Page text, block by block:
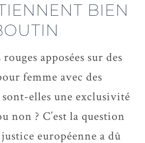
BIEN
apposées sur des
femme avec des
elles une exclusivité
non ? C’est la question
européenne a dû